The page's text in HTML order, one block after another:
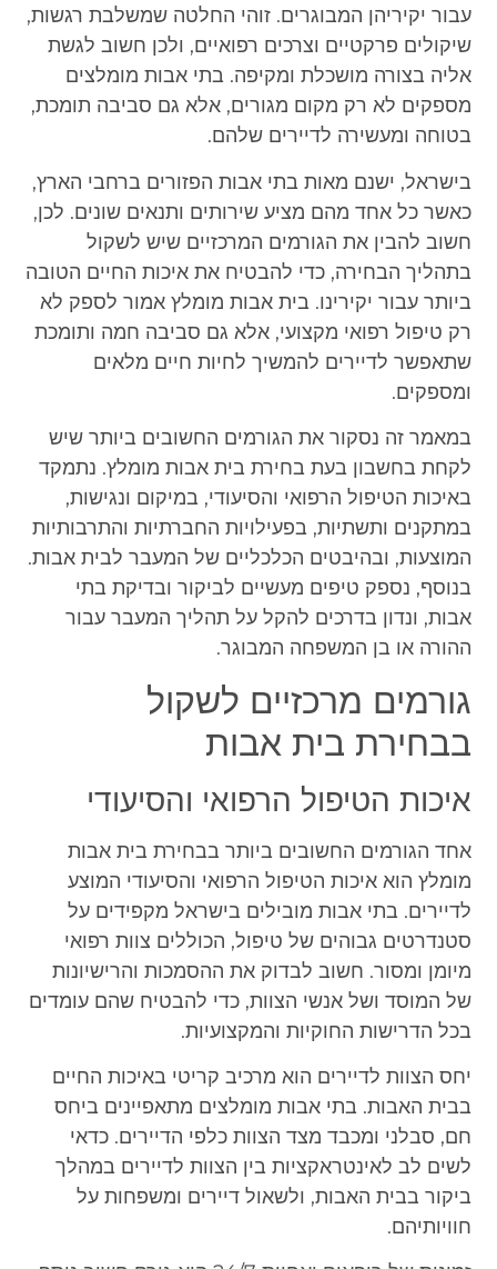
עבור יקיריהן המבוגרים. זוהי החלטה שמשלבת רגשות,
שיקולים פרקטיים וצרכים רפואיים, ולכן חשוב לגשת
אליה בצורה מושכלת ומקיפה. בתי אבות מומלצים
מספקים לא רק מקום מגורים, אלא גם סביבה תומכת,
בטוחה ומעשירה לדיירים שלהם.
בישראל, ישנם מאות בתי אבות הפזורים ברחבי הארץ,
כאשר כל אחד מהם מציע שירותים ותנאים שונים. לכן,
חשוב להבין את הגורמים המרכזיים שיש לשקול
בתהליך הבחירה, כדי להבטיח את איכות החיים הטובה
ביותר עבור יקירינו. בית אבות מומלץ אמור לספק לא
רק טיפול רפואי מקצועי, אלא גם סביבה חמה ותומכת
שתאפשר לדיירים להמשיך לחיות חיים מלאים
ומספקים.
במאמר זה נסקור את הגורמים החשובים ביותר שיש
לקחת בחשבון בעת בחירת בית אבות מומלץ. נתמקד
באיכות הטיפול הרפואי והסיעודי, במיקום ונגישות,
במתקנים ותשתיות, בפעילויות החברתיות והתרבותיות
המוצעות, ובהיבטים הכלכליים של המעבר לבית אבות.
בנוסף, נספק טיפים מעשיים לביקור ובדיקת בתי
אבות, ונדון בדרכים להקל על תהליך המעבר עבור
ההורה או בן המשפחה המבוגר.
גורמים מרכזיים לשקול
בבחירת בית אבות
איכות הטיפול הרפואי והסיעודי
אחד הגורמים החשובים ביותר בבחירת בית אבות
מומלץ הוא איכות הטיפול הרפואי והסיעודי המוצע
לדיירים. בתי אבות מובילים בישראל מקפידים על
סטנדרטים גבוהים של טיפול, הכוללים צוות רפואי
מיומן ומסור. חשוב לבדוק את ההסמכות והרישיונות
של המוסד ושל אנשי הצוות, כדי להבטיח שהם עומדים
בכל הדרישות החוקיות והמקצועיות.
יחס הצוות לדיירים הוא מרכיב קריטי באיכות החיים
בבית האבות. בתי אבות מומלצים מתאפיינים ביחס
חם, סבלני ומכבד מצד הצוות כלפי הדיירים. כדאי
לשים לב לאינטראקציות בין הצוות לדיירים במהלך
ביקור בבית האבות, ולשאול דיירים ומשפחות על
חוויותיהם.